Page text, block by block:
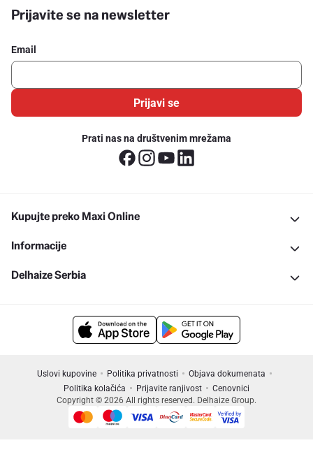
Prijavite se na newsletter
Email
Prijavi se
Prati nas na društvenim mrežama
Kupujte preko Maxi Online
Informacije
Delhaize Serbia
Uslovi kupovine Politika privatnosti
Objava dokumenata
Politika kolačića
Prijavite ranjivost
Cenovnici
Copyright © 2026 All rights reserved. Delhaize Group.